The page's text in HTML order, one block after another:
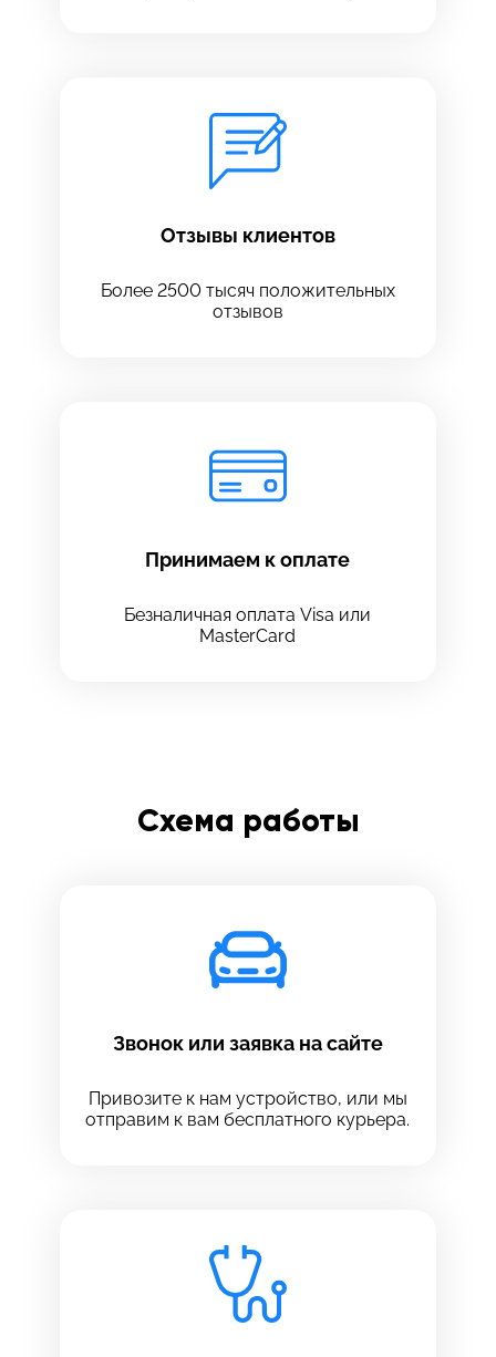
Отзывы клиентов
Более 2500 тысяч положительных
отзывов
Принимаем к оплате
Безналичная оплата Visa или
MasterCard
Схема работы
Звонок или заявка на сайте
Привозите к нам устройство, или мы
отправим к вам бесплатного курьера.
Выберите сервис
Выберите сервис